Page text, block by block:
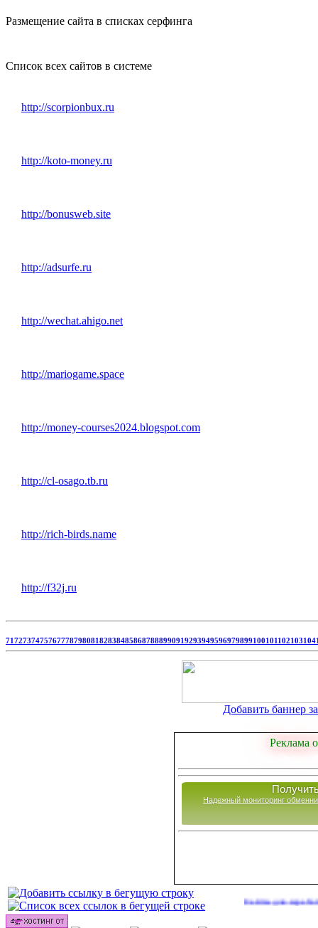
Размещение сайта в списках серфинга
Список всех сайтов в системе
http://scorpionbux.ru
http://koto-money.ru
http://bonusweb.site
http://adsurfe.ru
http://wechat.ahigo.net
http://mariogame.space
http://money-courses2024.blogspot.com
http://cl-osago.tb.ru
http://rich-birds.name
http://f32j.ru
7172737475767778798081828384858687888990919293949596979899100101102103104
Добавить баннер
Реклама
Надежный мониторинг
Сайты для заработка в